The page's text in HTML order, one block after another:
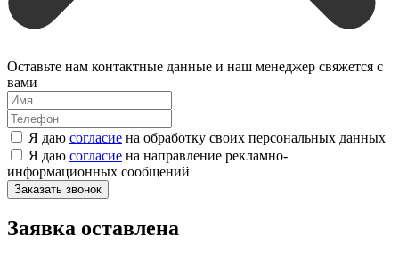
Оставьте нам контактные данные и наш менеджер свяжется с
вами
Я даю согласие на обработку своих персональных данных
Я даю согласие на направление рекламно-
информационных сообщений
Заказать звонок
Заявка оставлена